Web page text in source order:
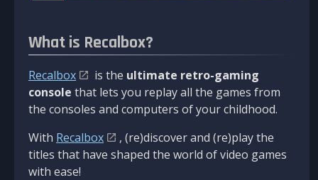
What is Recalbox?
Recalbox is the ultimate retro-gaming
console that lets you replay all the games from
the consoles and computers of your childhood.
With Recalbox
, (re)discover and (re)play the
titles that have shaped the world of video games
with ease!